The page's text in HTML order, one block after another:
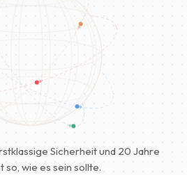
Sicherheit und 20 Jahre
wie es sein sollte.